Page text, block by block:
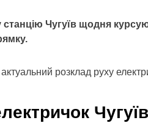
станцію Чугуїв щодня
розклад руху